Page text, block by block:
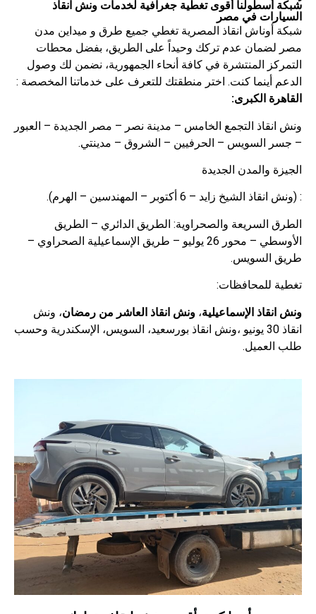
شبكة أسطولنا أقوى تغطية جغرافية لخدمات ونش انقاذ
السيارات في مصر
شبكة أوناش انقاذ المصرية تغطي جميع طرق و ميداين مدن
مصر لضمان عدم تركك وحيداً على الطريق، بفضل محطات
التمركز المنتشرة في كافة أنحاء الجمهورية، نضمن لك وصول
الدعم أينما كنت. اختر منطقتك للتعرف على خدماتنا المخصصة :
القاهرة الكبرى:
ونش انقاذ التجمع الخامس – مدينة نصر – مصر الجديدة – العبور
– جسر السويس – الحرفيين – الشروق – مدينتي.
الجيزة والمدن الجديدة
: (ونش انقاذ الشيخ زايد – 6 أكتوبر – المهندسين – الهرم).
الطرق السريعة والصحراوية: الطريق الدائري – الطريق
الأوسطي – محور 26 يوليو – طريق الإسماعيلية الصحراوي –
طريق السويس.
تغطية للمحافظات:
ونش انقاذ الإسماعيلية، ونش انقاذ العاشر من رمضان، ونش
انقاذ 30 يونيو
،ونش انقاذ بورسعيد، السويس، الإسكندرية وحسب
طلب العميل.